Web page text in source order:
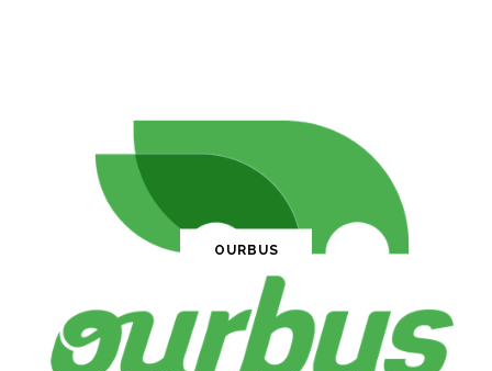
OURBUS